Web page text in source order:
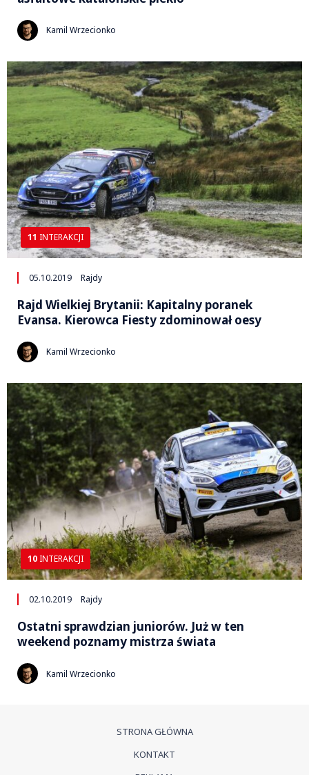
Kamil Wrzecionko
11 INTERAKCJI
05.10.2019 Rajdy
Rajd Wielkiej Brytanii: Kapitalny poranek
Evansa. Kierowca Fiesty zdominował oesy
Kamil Wrzecionko
10 INTERAKCJI
02.10.2019 Rajdy
Ostatni sprawdzian juniorów. Już w ten
weekend poznamy mistrza świata
Kamil Wrzecionko
STRONA GŁÓWNA
KONTAKT